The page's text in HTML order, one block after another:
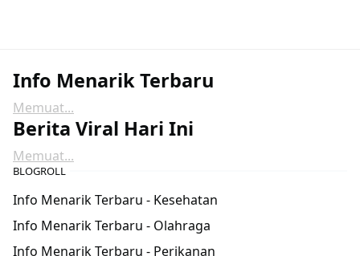
Info Menarik Terbaru
Memuat...
Berita Viral Hari Ini
Memuat...
BLOGROLL
Info Menarik Terbaru - Kesehatan
Info Menarik Terbaru - Olahraga
Info Menarik Terbaru - Perikanan